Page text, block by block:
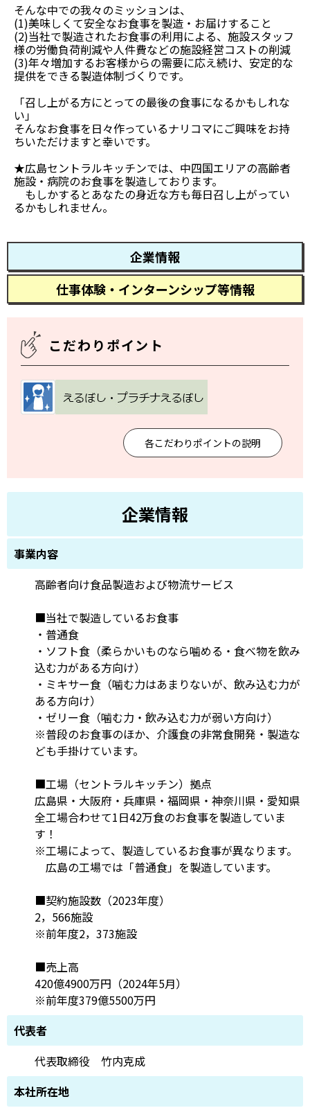
そんな中での我々のミッションは、
(1)美味しくて安全なお食事を製造・お届けすること
(2)当社で製造されたお食事の利用による、施設スタッフ
様の労働負荷削減や人件費などの施設経営コストの削減
(3)年々増加するお客様からの需要に応え続け、安定的な
提供をできる製造体制づくりです。
「召し上がる方にとっての最後の食事になるかもしれな
い」
そんなお食事を日々作っているナリコマにご興味をお持
ちいただけますと幸いです。
★広島セントラルキッチンでは、中四国エリアの高齢者
施設・病院のお食事を製造しております。
もしかするとあなたの身近な方も毎日召し上がってい
るかもしれません。
企業情報
仕事体験・インターンシップ等情報
こだわりポイント
各こだわりポイントの説明
企業情報
事業内容
高齢者向け食品製造および物流サービス
■当社で製造しているお食事
・普通食
・ソフト食（柔らかいものなら噛める・食べ物を飲み
込む力がある方向け）
・ミキサー食（噛む力はあまりないが、飲み込む力が
ある方向け）
・ゼリー食（噛む力・飲み込む力が弱い方向け）
※普段のお食事のほか、介護食の非常食開発・製造な
ども手掛けています。
■工場（セントラルキッチン）拠点
広島県・大阪府・兵庫県・福岡県・神奈川県・愛知県
全工場合わせて1日42万食のお食事を製造していま
す！
※工場によって、製造しているお食事が異なります。
広島の工場では「普通食」を製造しています。
■契約施設数（2023年度）
2，566施設
※前年度2，373施設
■売上高
420億4900万円（2024年5月）
※前年度379億5500万円
代表者
代表取締役 竹内克成
本社所在地